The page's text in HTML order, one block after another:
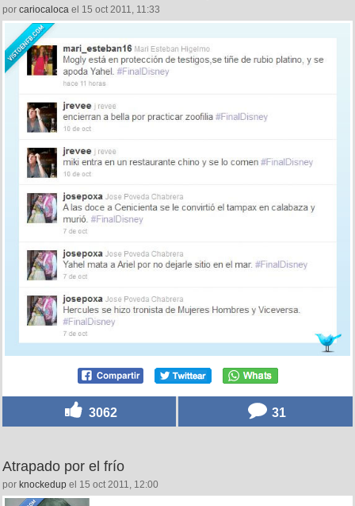
por cariocaloca el 15 oct 2011, 11:33
3062 31
Atrapado por el frío
por knockedup el 15 oct 2011, 12:00